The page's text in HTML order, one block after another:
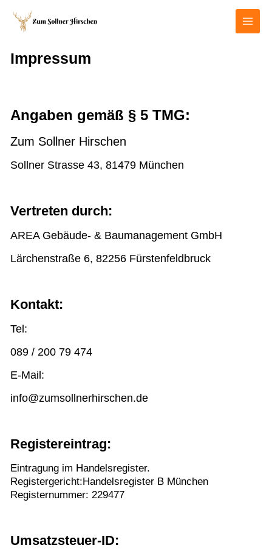
content
Main
Impressum
Angaben gemäß § 5 TMG:​
Zum Sollner Hirschen
Sollner Strasse 43, 81479 München
Vertreten durch:
AREA Gebäude- & Baumanagement GmbH
Lärchenstraße 6, 82256 Fürstenfeldbruck
Kontakt:
Tel:
089 / 200 79 474
E-Mail:
info@zumsollnerhirschen.de
Registereintrag:
Eintragung im Handelsregister.
Registergericht:Handelsregister B München
Registernummer: 229477
Umsatzsteuer-ID: